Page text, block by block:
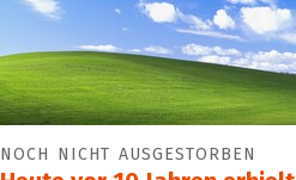
NOCH NICHT AUSGESTORBEN